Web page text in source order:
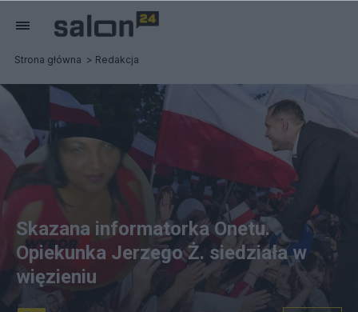
Strona główna Redakcja
Skazana informatorka Onetu.
Opiekunka Jerzego Ż. siedziała w
więzieniu